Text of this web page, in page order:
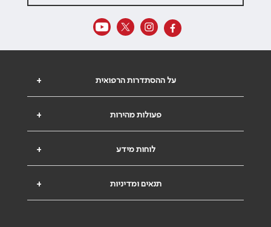
+ על ההסתדרות הרפואית
+ פעולות מהירות
+ לוחות מידע
+ תנאים ומדיניות